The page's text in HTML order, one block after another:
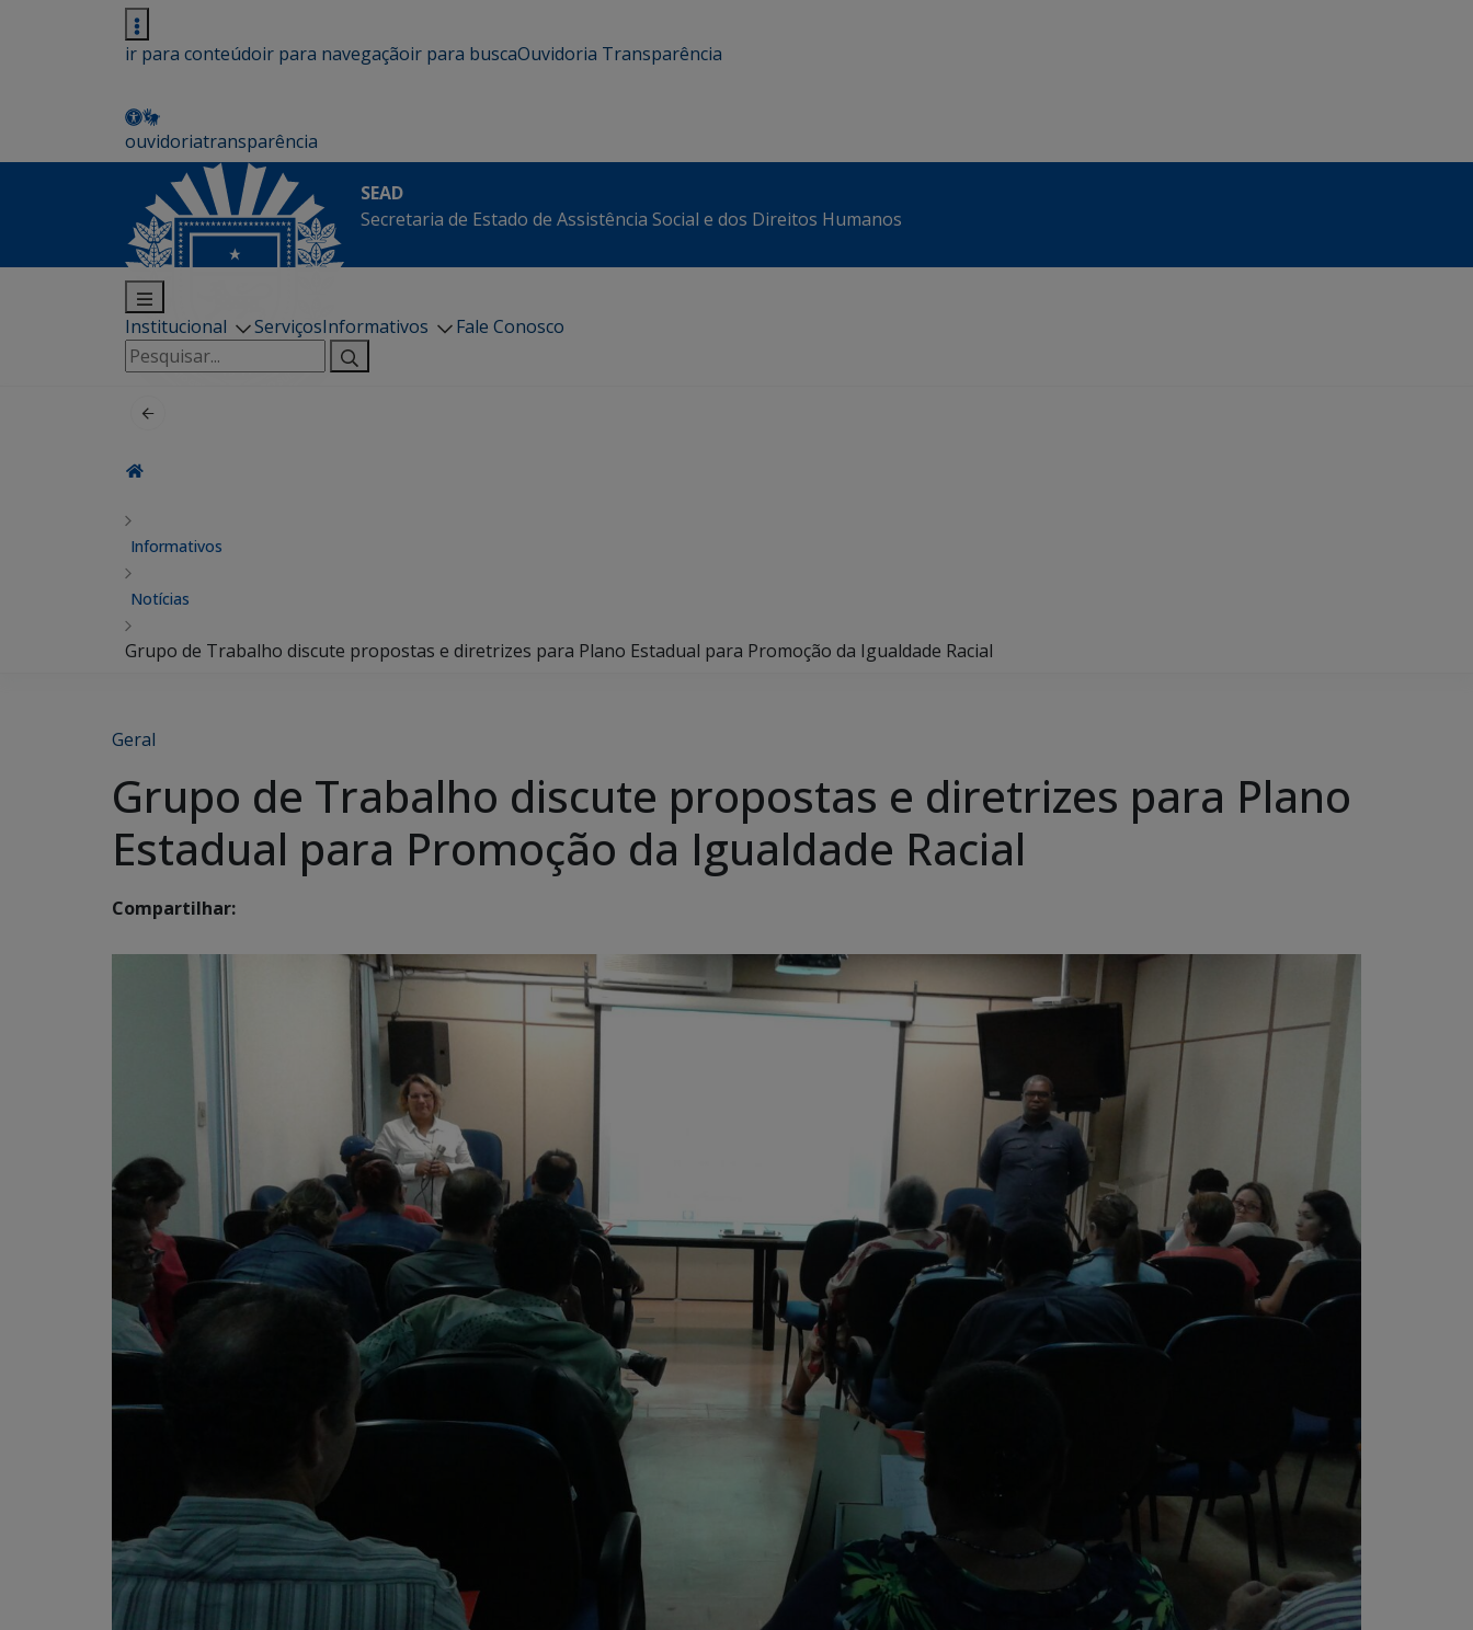
ir para conteúdoir para navegaçãoir para buscaOuvidoria Transparência
ouvidoriatransparência
SEAD
Secretaria de Estado de Assistência Social e dos Direitos Humanos
Institucional ServiçosInformativos
Fale Conosco
Pesquisar
por:
Informativos
Notícias
Grupo de Trabalho discute propostas e diretrizes para Plano Estadual para Promoção da Igualdade Racial
Geral
Grupo de Trabalho discute propostas e diretrizes para Plano
Estadual para Promoção da Igualdade Racial
Compartilhar: